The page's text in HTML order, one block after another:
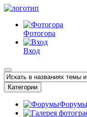
Фотогора
Вход
Категории
Форумы